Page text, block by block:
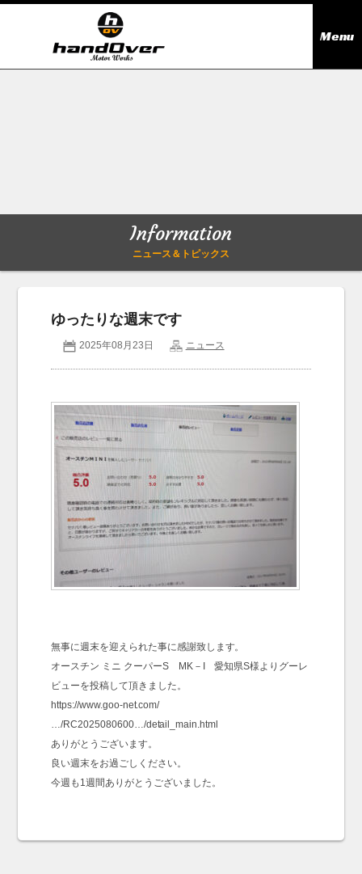
Menu
Company outline
会社概要
アクセス
Information
ニュース＆トピックス
ゆったりな週末です
2025年08月23日 ニュース
無事に週末を迎えられた事に感謝致します。
オースチン ミニ クーパーS MK－I 愛知県S様よりグーレ
ビューを投稿して頂きました。
https://www.goo-net.com/
…/RC2025080600…/detail_main.html
ありがとうございます。
良い週末をお過ごしください。
今週も1週間ありがとうございました。